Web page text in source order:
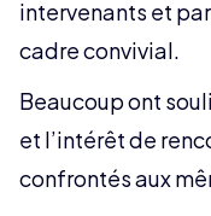
intervenants et
cadre convivial.
Beaucoup ont
et l’intérêt de
confrontés aux